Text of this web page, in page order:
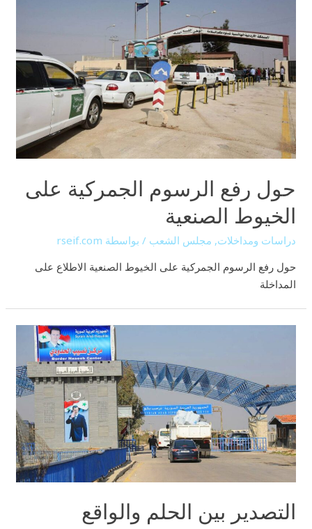
حول رفع الرسوم الجمركية على
الخيوط الصنعية
دراسات ومداخلات, مجلس الشعب / بواسطة rseif.com
حول رفع الرسوم الجمركية على الخيوط الصنعية الاطلاع على
المداخلة
التصدير بين الحلم والواقع
والواقع